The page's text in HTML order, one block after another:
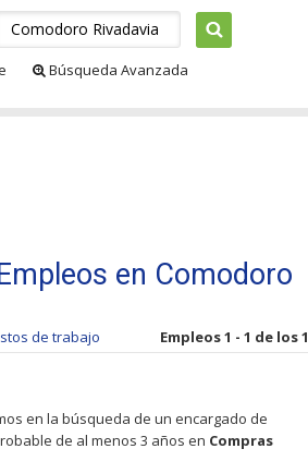
Búsqueda Avanzada
en Comodoro
de trabajo Empleos 1 - 1 de los 1
en la búsqueda de un encargado de
de al menos 3 años en Compras